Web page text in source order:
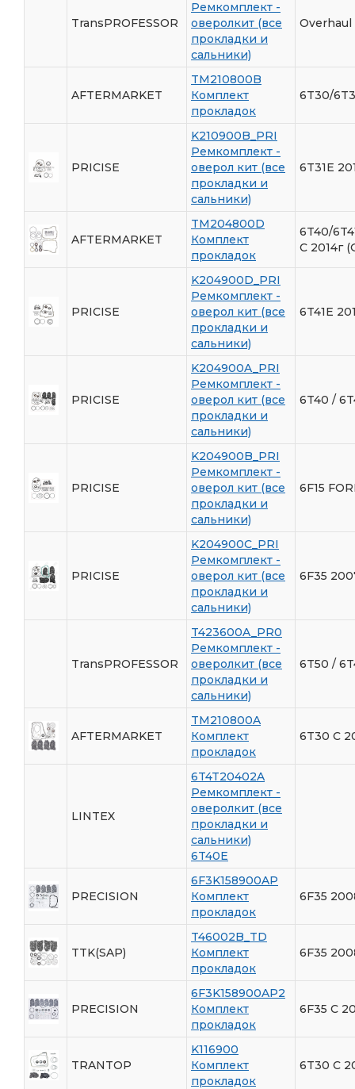
TransPROFESSOR
Ремкомплект -
оверолкит (все
прокладки и
сальники)
Overhaul
AFTERMARKET
TM210800B
Комплект
прокладок
6T30/
PRICISE
K210900B_PRI
Ремкомплект -
оверол кит (все
прокладки и
сальники)
6T31E
AFTERMARKET
TM204800D
Комплект
прокладок
6T40/
C 2014г
PRICISE
K204900D_PRI
Ремкомплект -
оверол кит (все
прокладки и
сальники)
6T41E
PRICISE
K204900A_PRI
Ремкомплект -
оверол кит (все
прокладки и
сальники)
6T40 /
PRICISE
K204900B_PRI
Ремкомплект -
оверол кит (все
прокладки и
сальники)
6F15
PRICISE
K204900C_PRI
Ремкомплект -
оверол кит (все
прокладки и
сальники)
6F35
TransPROFESSOR
T423600A_PR0
Ремкомплект -
оверолкит (все
прокладки и
сальники)
6T50 /
AFTERMARKET
TM210800A
Комплект
прокладок
6T30 С
LINTEX
6T4T20402A
Ремкомплект -
оверолкит (все
прокладки и
сальники)
6T40E
PRECISION
6F3K158900AP
Комплект
прокладок
6F35
TTK(SAP)
T46002B_TD
Комплект
прокладок
6F35
PRECISION
6F3K158900AP2
Комплект
прокладок
6F35 С
TRANTOP
K116900
Комплект
прокладок
6T30 С